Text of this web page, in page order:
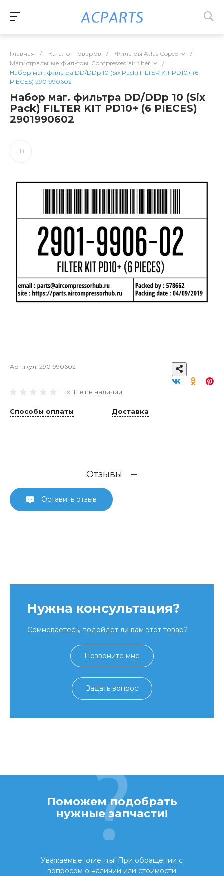
Главная / Каталог товаров / Фильтры Atlas Copco
/
Магистральные фильтры. Compressed air filter
/
Набор маг. фильтра DD/DDp 10 (Six Pack) FILTER KIT PD10+ (6
PIECES) 2901990602
Набор маг. фильтра DD/DDp 10 (Six
Pack) FILTER KIT PD10+ (6 PIECES)
2901990602
Артикул: 2901990602
Нет в наличии
Способы оплаты Доставка
Отзывы
Оставить отзыв
Нужна консультация?
Сомневаетесь, подойдет ли вам этот товар?
Позвоните мне
Задать вопрос
Поможем подобрать
нужные запчасти!
Уважаемые клиенты! При обращении с
вопросом о наличии или стоимости